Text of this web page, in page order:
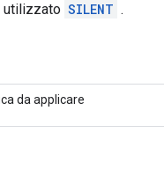
utilizzato SILENT .
da applicare